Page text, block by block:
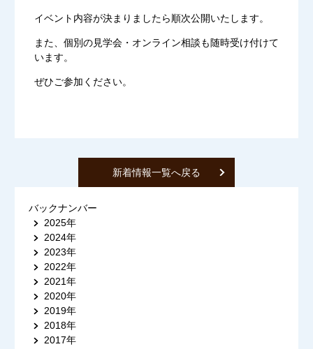
イベント内容が決まりましたら順次公開いたします。
また、個別の見学会・オンライン相談も随時受け付けて
います。
ぜひご参加ください。
新着情報一覧へ戻る
バックナンバー
2025年
2024年
2023年
2022年
2021年
2020年
2019年
2018年
2017年